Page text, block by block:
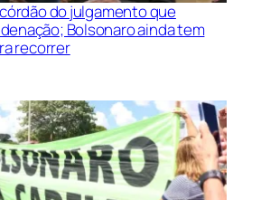
do julgamento que
Bolsonaro ainda tem
recorrer